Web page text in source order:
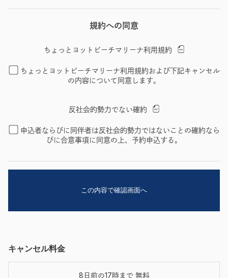
規約への同意
ちょっとヨットビーチマリーナ利用規約
ちょっとヨットビーチマリーナ利用規約および下記キャンセル
の内容について同意します。
反社会的勢力でない確約
申込者ならびに同伴者は反社会的勢力ではないことの確約なら
びに合意事項に同意の上、予約申込する。
キャンセル料金
8日前の17時まで 無料